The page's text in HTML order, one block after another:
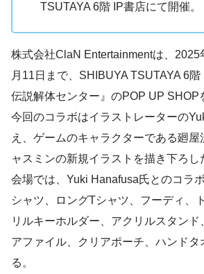
TSUTAYA 6階 IP書店にて開催。
株式会社ClaN Entertainmentは、2025
月11日まで、SHIBUYA TSUTAYA 6
伝説解体センター』のPOP UP SHOP
今回のコラボはイラストレーターの
え、ゲームのキャラクターである廻
ャスミンの新規イラストを描き下ろし
会場では、Yuki Hanafusa氏とのコラ
シャツ、ロングTシャツ、フーディ、
リルキーホルダー、アクリルスタンド
アファイル、クリアポーチ、ハンド
る。